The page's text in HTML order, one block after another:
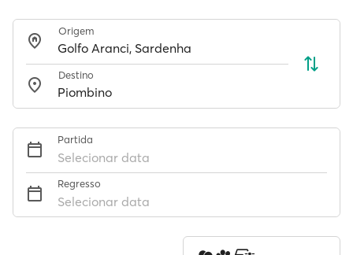
Origem
Destino
Partida
Selecionar data
Regresso
Selecionar data